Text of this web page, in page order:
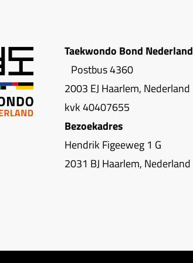
Taekwondo Bond Nederland
Postbus 4360
2003 EJ Haarlem, Nederland
kvk 40407655
Bezoekadres
Hendrik Figeeweg 1 G
2031 BJ Haarlem, Nederland